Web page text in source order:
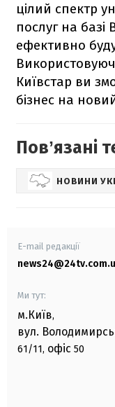
цілий спектр
послуг на базі
ефективно
Київстар ви
бізнес на
Повʼязані
НОВИНИ
E-mail редакції
Ми тут:
м.Київ,
вул.
61/11, офіс 50